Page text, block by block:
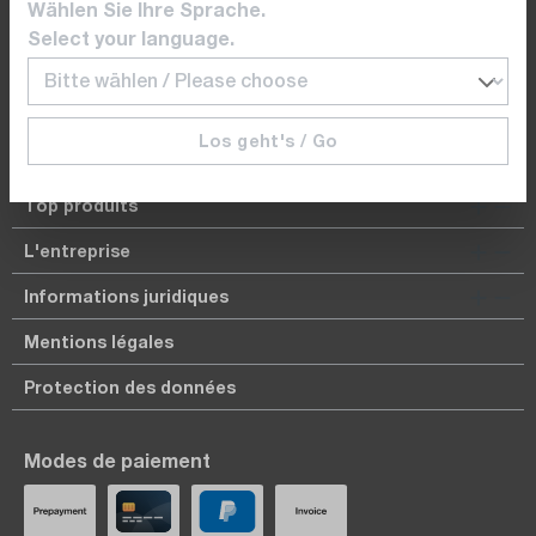
+41 41 555 05 00 (DE)
+41 22 309 08 00 (FR)
dataTec Schweiz AG | Bösch 104 | CH-6331 Hünenberg
Top produits
L'entreprise
Informations juridiques
Mentions légales
Protection des données
Modes de paiement
Wählen Sie Ihre Sprache.
Select your language.
Los geht's / Go